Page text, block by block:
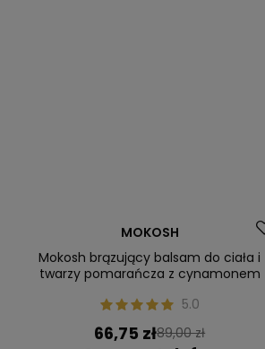
MOKOSH
Mokosh brązujący balsam do ciała i
twarzy pomarańcza z cynamonem
5.0
66,75 zł89,00 zł